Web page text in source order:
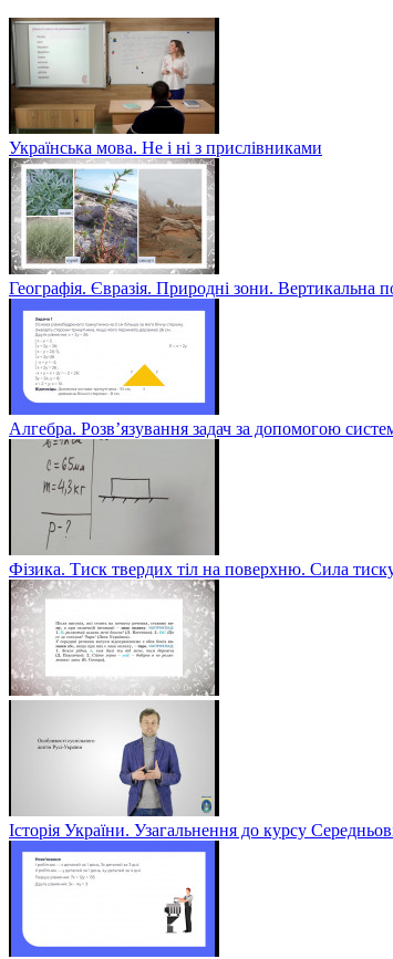
Українська мова. Не і ні з прислівниками
Географія. Євразія. Природні зони. Вертикальна
Алгебра. Розв’язування задач за допомогою
Фізика. Тиск твердих тіл на поверхню. Сила
Історія України. Узагальнення до курсу